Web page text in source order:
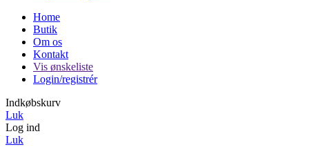
Home
Butik
Om os
Kontakt
Vis ønskeliste
Login/registrér
Indkøbskurv
Luk
Log ind
Luk